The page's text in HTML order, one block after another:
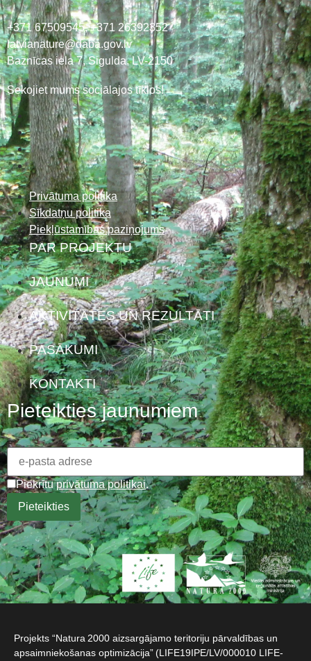
+371 67509545,+371 26392352
latvianature@daba.gov.lv
Baznīcas iela 7, Sigulda, LV-2150
Sekojiet mums sociālajos tīklos!
Privātuma politika
Sīkdatņu politika
Piekļūstamības paziņojums
PAR PROJEKTU
JAUNUMI
AKTIVITĀTES UN REZULTĀTI
PASĀKUMI
KONTAKTI
Pieteikties jaunumiem
Piekrītuprivātuma politikai.
Projekts “Natura 2000 aizsargājamo teritoriju pārvaldības un
apsaimniekošanas optimizācija” (LIFE19IPE/LV/000010 LIFE-